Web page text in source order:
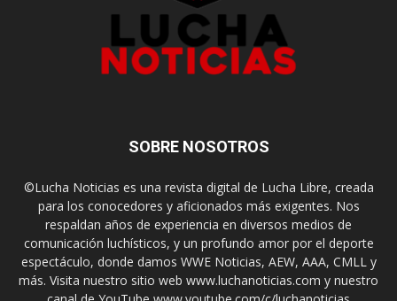
SOBRE NOSOTROS
©Lucha Noticias es una revista digital de Lucha Libre, creada
para los conocedores y aficionados más exigentes. Nos
respaldan años de experiencia en diversos medios de
comunicación luchísticos, y un profundo amor por el deporte
espectáculo, donde damos WWE Noticias, AEW, AAA, CMLL y
más. Visita nuestro sitio web www.luchanoticias.com y nuestro